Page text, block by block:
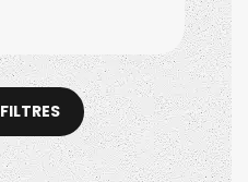
le
le
de Rouen
Etienne : la
qui
faire du
flamme :
Trinh a
créativité
: une